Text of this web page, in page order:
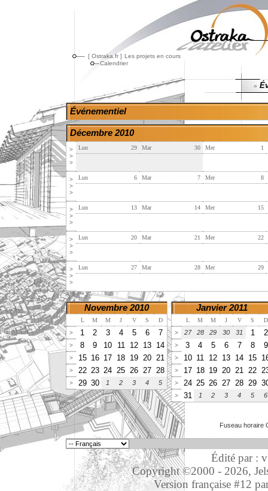
[ Ostraka.fr ] Les projets en cours
Calendrier
»
Événementiel
Décembre 2010
>
>
>
29
Lun 30
Mar 1
Mer
>
>
>
6
Lun 7
Mar 8
Mer
>
>
>
13
Lun 14
Mar 15
Mer
>
>
>
20
Lun 21
Mar 22
Mer
>
>
>
27
Lun 28
Mar 29
Mer
Novembre 2010
L M M J V S
D
>
1 2 3 4 5 6 7
> 8 9 10 11 12 13 14
> 15 16 17 18 19 20 21
> 22 23 24 25 26 27 28
> 29 30 1 2 3 4 5
Janvier 2011
L M M J V S
D
>
27 28 29 30 31 1 2
> 3 4 5 6 7 8 9
> 10 11 12 13 14 15
> 17 18 19 20 21 22
> 24 25 26 27 28 29
> 31 1 2 3 4 5 6
Fuseau horaire
Édité par :
Copyright ©2000 - 2026,
Version française #12